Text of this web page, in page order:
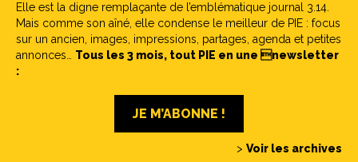
Elle est la digne remplaçante de l’emblématique journal 3.14.
Mais comme son aîné, elle condense le meilleur de PIE : focus
sur un ancien, images, impressions, partages, agenda et petites
annonces… Tous les 3 mois, tout PIE en une newsletter
:
JE M’ABONNE !
> Voir les archives